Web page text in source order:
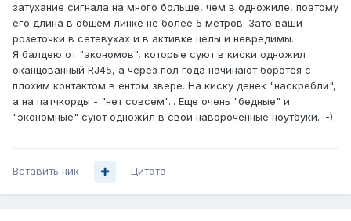
затухание сигнала на много больше, чем в одножиле, поэтому
его длина в общем линке не более 5 метров. Зато ваши
розеточки в сетевухах и в активке целы и невредимы.
Я балдею от "экономов", которые суют в киски одножил
оканцованный RJ45, а через пол года начинают боротся с
плохим контактом в ентом звере. На киску денек "наскребли",
а на патчкорды - "нет совсем"... Еще очень "бедные" и
"экономные" суют одножил в свои навороченные ноутбуки. :-)
Вставить ник Цитата